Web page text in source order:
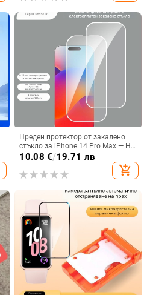
Преден протектор от закалено
стъкло за iPhone 14 Pro Max — HD,
анти отпечатъци, удароустойчив
10.08 €/19.71 лв
add_shopping_cart